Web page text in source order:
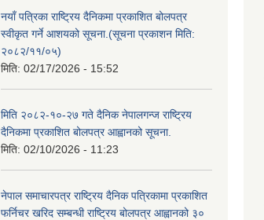
नयाँ पत्रिका राष्ट्रिय दैनिकमा प्रकाशित बोलपत्र
स्वीकृत गर्ने आशयको सूचना.(सूचना प्रकाशन मिति:
२०८२/११/०५)
मिति: 02/17/2026 - 15:52
मिति २०८२-१०-२७ गते दैनिक नेपालगन्ज राष्ट्रिय
दैनिकमा प्रकाशित बोलपत्र आह्वानको सूचना.
मिति: 02/10/2026 - 11:23
नेपाल समाचारपत्र राष्ट्रिय दैनिक पत्रिकामा प्रकाशित
फर्निचर खरिद सम्बन्धी राष्ट्रिय बोलपत्र आह्वानको ३०